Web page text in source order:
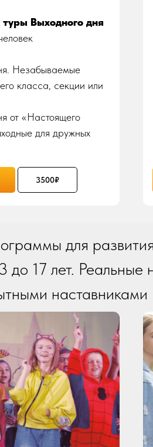
туры Выходного дня
Незабываемые
класса, секции или
от «Настоящего
для дружных
3500₽
для
до 17 лет. Реальные
наставниками